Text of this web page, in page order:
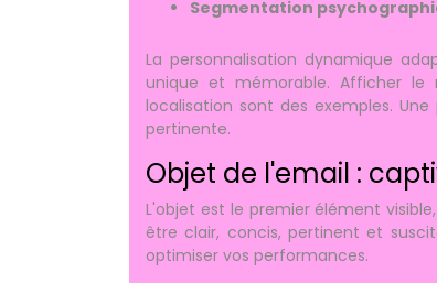
Segmentation
La personnalisation dynamique
unique et mémorable. Afficher le
localisation sont des exemples.
pertinente.
Objet de l'email :
L'objet est le premier élément
être clair, concis, pertinent et
optimiser vos performances.